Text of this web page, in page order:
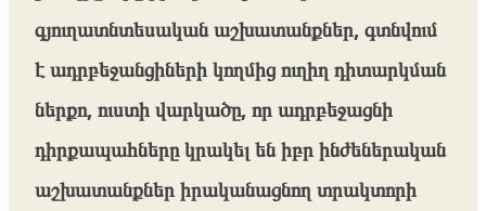
գյուղատնտեսական աշխատանքներ, գտնվում
է ադրբեջանցիների կողմից ուղիղ դիտարկման
ներքո, ուստի վարկածը, որ ադրբեջացնի
դիրքապահները կրակել են իբր ինժեներական
աշխատանքներ իրականացնող տրակտորի